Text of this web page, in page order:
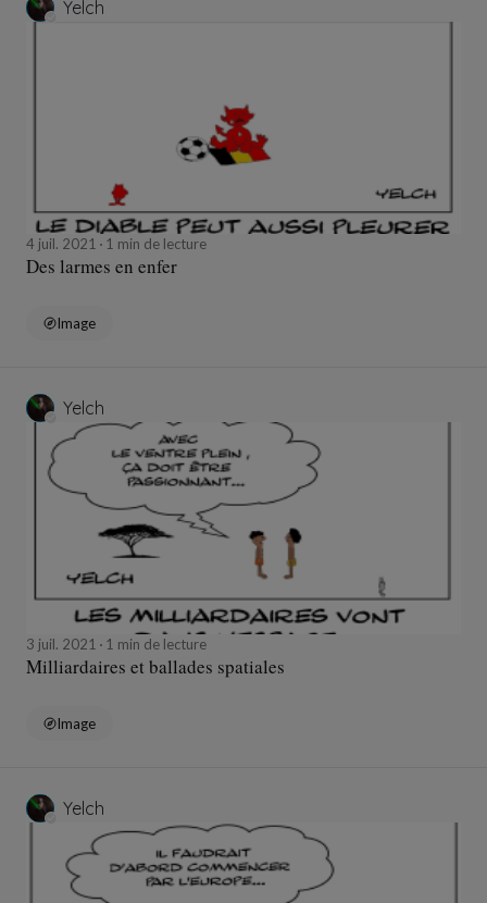
Yelch
4 juil. 2021 1 min de lecture
Des larmes en enfer
Image
Yelch
3 juil. 2021 1 min de lecture
Milliardaires et ballades spatiales
Image
Yelch